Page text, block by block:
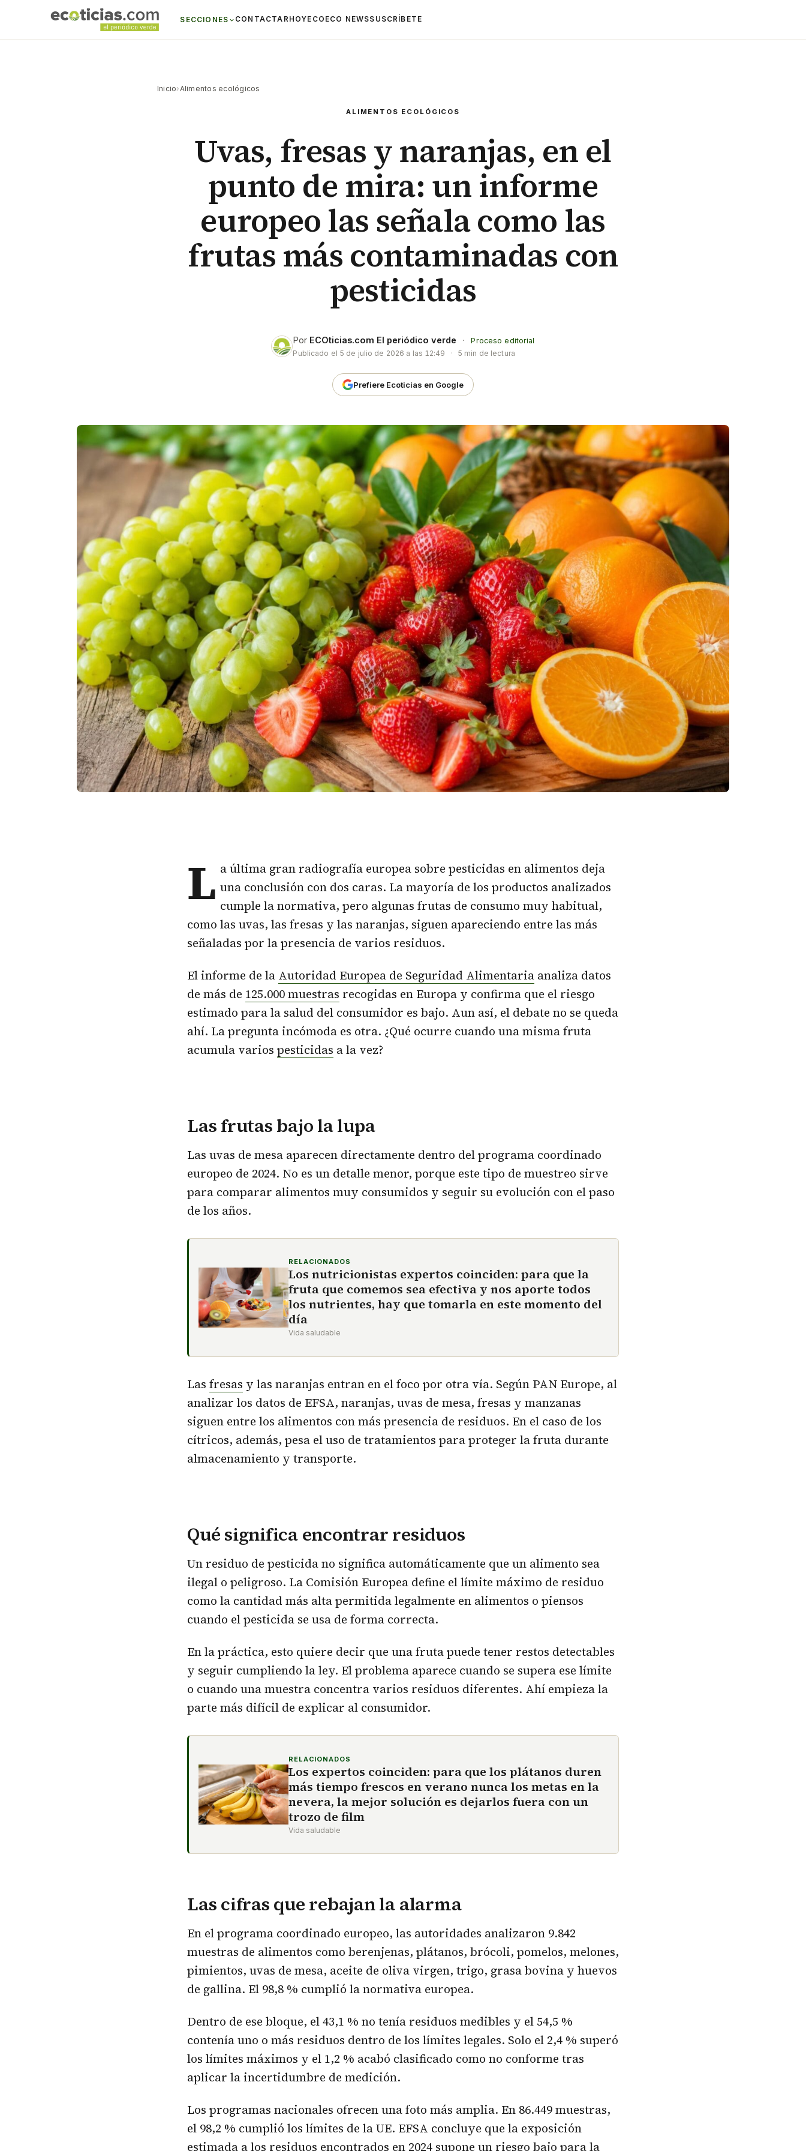
SECCIONES CONTACTAR HOYECO ECO NEWSSUSCRÍBETE
Inicio›Alimentos ecológicos
ALIMENTOS ECOLÓGICOS
Uvas, fresas y naranjas, en el
punto de mira: un informe
europeo las señala como las
frutas más contaminadas con
pesticidas
Por ECOticias.com El periódico verde ·
Proceso editorial
Publicado el 5 de julio de 2026 a las 12:49 · 5 min de lectura
Prefiere Ecoticias en Google
L a última gran radiografía europea sobre pesticidas en alimentos deja
una conclusión con dos caras. La mayoría de los productos analizados
cumple la normativa, pero algunas frutas de consumo muy habitual,
como las uvas, las fresas y las naranjas, siguen apareciendo entre las más
señaladas por la presencia de varios residuos.
El informe de la Autoridad Europea de Seguridad Alimentaria analiza datos
de más de 125.000 muestras recogidas en Europa y confirma que el riesgo
estimado para la salud del consumidor es bajo. Aun así, el debate no se queda
ahí. La pregunta incómoda es otra. ¿Qué ocurre cuando una misma fruta
acumula varios pesticidas a la vez?
Las frutas bajo la lupa
Las uvas de mesa aparecen directamente dentro del programa coordinado
europeo de 2024. No es un detalle menor, porque este tipo de muestreo sirve
para comparar alimentos muy consumidos y seguir su evolución con el paso
de los años.
RELACIONADOS
Los nutricionistas expertos coinciden: para que la
fruta que comemos sea efectiva y nos aporte todos
los nutrientes, hay que tomarla en este momento del
día
Vida saludable
Las fresas y las naranjas entran en el foco por otra vía. Según PAN Europe, al
analizar los datos de EFSA, naranjas, uvas de mesa, fresas y manzanas
siguen entre los alimentos con más presencia de residuos. En el caso de los
cítricos, además, pesa el uso de tratamientos para proteger la fruta durante
almacenamiento y transporte.
Qué significa encontrar residuos
Un residuo de pesticida no significa automáticamente que un alimento sea
ilegal o peligroso. La Comisión Europea define el límite máximo de residuo
como la cantidad más alta permitida legalmente en alimentos o piensos
cuando el pesticida se usa de forma correcta.
En la práctica, esto quiere decir que una fruta puede tener restos detectables
y seguir cumpliendo la ley. El problema aparece cuando se supera ese límite
o cuando una muestra concentra varios residuos diferentes. Ahí empieza la
parte más difícil de explicar al consumidor.
RELACIONADOS
Los expertos coinciden: para que los plátanos duren
más tiempo frescos en verano nunca los metas en la
nevera, la mejor solución es dejarlos fuera con un
trozo de film
Vida saludable
Las cifras que rebajan la alarma
En el programa coordinado europeo, las autoridades analizaron 9.842
muestras de alimentos como berenjenas, plátanos, brócoli, pomelos, melones,
pimientos, uvas de mesa, aceite de oliva virgen, trigo, grasa bovina y huevos
de gallina. El 98,8 % cumplió la normativa europea.
Dentro de ese bloque, el 43,1 % no tenía residuos medibles y el 54,5 %
contenía uno o más residuos dentro de los límites legales. Solo el 2,4 % superó
los límites máximos y el 1,2 % acabó clasificado como no conforme tras
aplicar la incertidumbre de medición.
Los programas nacionales ofrecen una foto más amplia. En 86.449 muestras,
el 98,2 % cumplió los límites de la UE. EFSA concluye que la exposición
estimada a los residuos encontrados en 2024 supone un riesgo bajo para la